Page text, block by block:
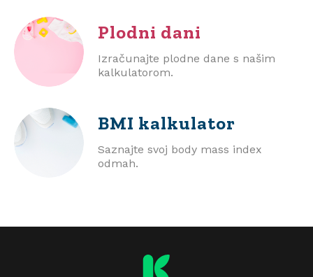
Plodni dani
Izračunajte plodne dane s našim
kalkulatorom.
BMI kalkulator
Saznajte svoj body mass index
odmah.